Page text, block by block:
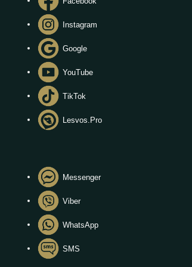
Instagram
Google
YouTube
TikTok
Lesvos.Pro
Messenger
Viber
WhatsApp
SMS